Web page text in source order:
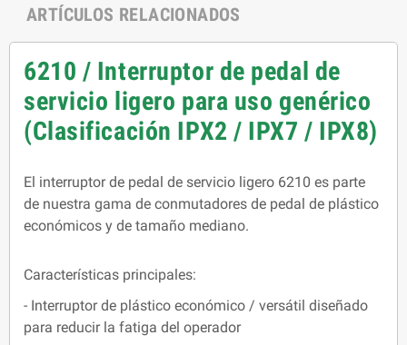
ARTÍCULOS RELACIONADOS
6210 / Interruptor de pedal de
servicio ligero para uso genérico
(Clasificación IPX2 / IPX7 / IPX8)
El interruptor de pedal de servicio ligero 6210 es parte
de nuestra gama de conmutadores de pedal de plástico
económicos y de tamaño mediano.
Características principales:
- Interruptor de plástico económico / versátil diseñado
para reducir la fatiga del operador